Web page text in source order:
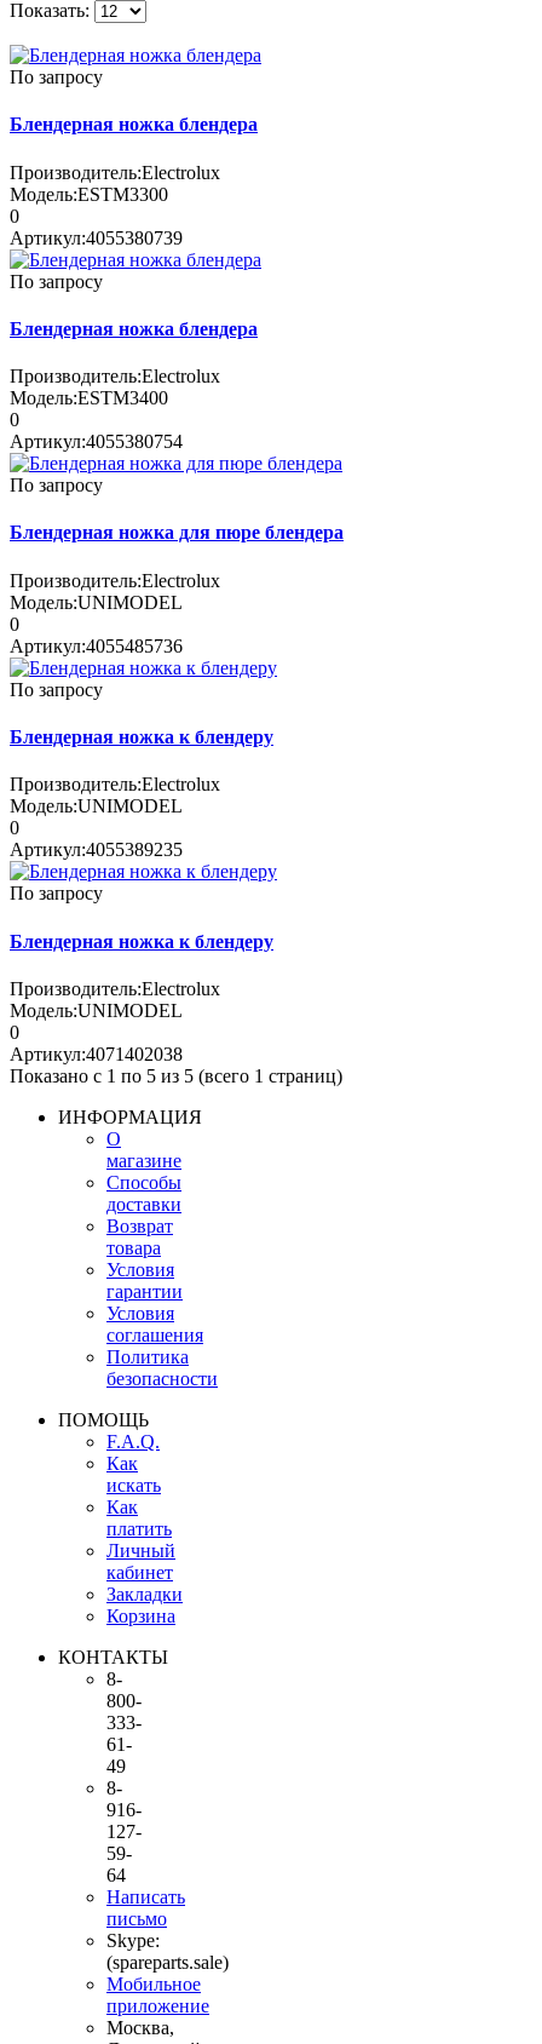
Показать:
По запросу
Блендерная ножка блендера
Производитель:Electrolux
Модель:ESTM3300
0
Артикул:4055380739
По запросу
Блендерная ножка блендера
Производитель:Electrolux
Модель:ESTM3400
0
Артикул:4055380754
По запросу
Блендерная ножка для пюре блендера
Производитель:Electrolux
Модель:UNIMODEL
0
Артикул:4055485736
По запросу
Блендерная ножка к блендеру
Производитель:Electrolux
Модель:UNIMODEL
0
Артикул:4055389235
По запросу
Блендерная ножка к блендеру
Производитель:Electrolux
Модель:UNIMODEL
0
Артикул:4071402038
Показано с 1 по 5 из 5 (всего 1 страниц)
ИНФОРМАЦИЯ
О
магазине
Способы
доставки
Возврат
товара
Условия
гарантии
Условия
соглашения
Политика
безопасности
ПОМОЩЬ
F.A.Q.
Как
искать
Как
платить
Личный
кабинет
Закладки
Корзина
КОНТАКТЫ
8-
800-
333-
61-
49
8-
916-
127-
59-
64
Написать
письмо
Skype:
(spareparts.sale)
Мобильное
приложение
Москва,